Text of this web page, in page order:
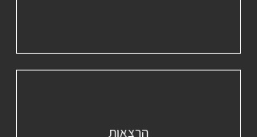
הרצאות